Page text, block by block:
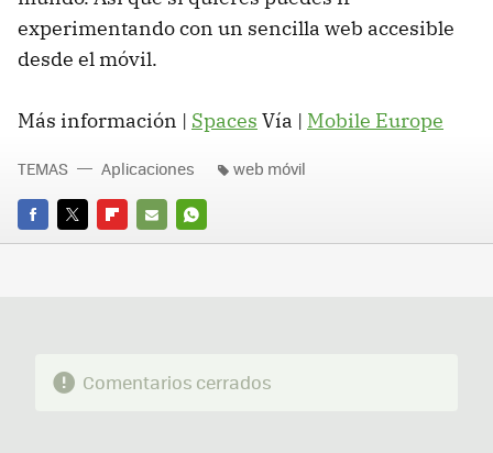
experimentando con un sencilla web accesible
desde el móvil.
Más información | Spaces Vía | Mobile Europe
FACEBOOK
TWITTERFLIPBOARD
E-
WHATSAPP
TEMAS Aplicaciones web móvil
Comentarios cerrados